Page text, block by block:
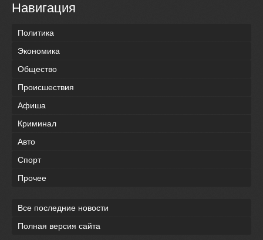
Навигация
Политика
Экономика
Общество
Происшествия
Афиша
Криминал
Авто
Спорт
Прочее
Все последние новости
Полная версия сайта